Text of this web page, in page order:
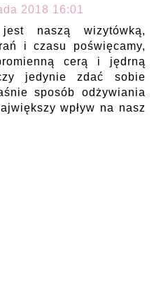
2018 16:01
naszą wizytówką,
i czasu poświęcamy,
cerą i jędrną
jedynie zdać sobie
sposób odżywiania
wpływ na nasz